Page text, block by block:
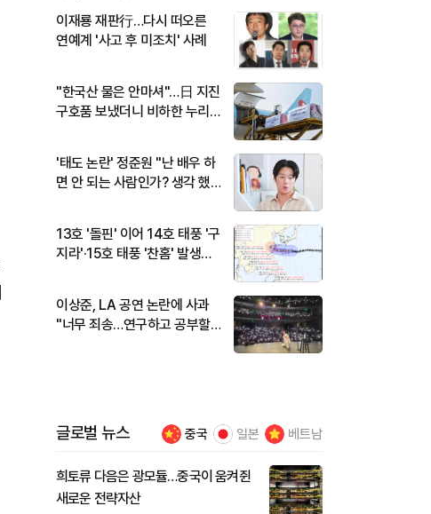
이재룡 재판行…다시 떠오른
연예계 '사고 후 미조치' 사례
"한국산 물은 안마셔"…日 지진
구호품 보냈더니 비하한 누리
'태도 논란' 정준원 "난 배우 하
면 안 되는 사람인가? 생각 했
13호 '돌핀' 이어 14호 태풍 '구
지라'·15호 태풍 '찬홈' 발생…
이상준, LA 공연 논란에 사과
"너무 죄송…연구하고 공부할
글로벌 뉴스 중국 일본 베트남
희토류 다음은 광모듈…중국이 움켜쥔
새로운 전략자산